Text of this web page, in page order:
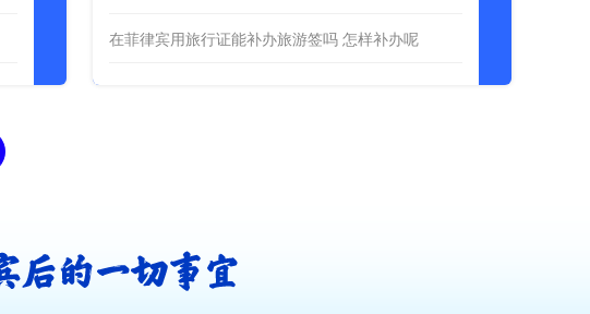
在菲律宾用旅行证能补办旅游签吗 怎样补办呢